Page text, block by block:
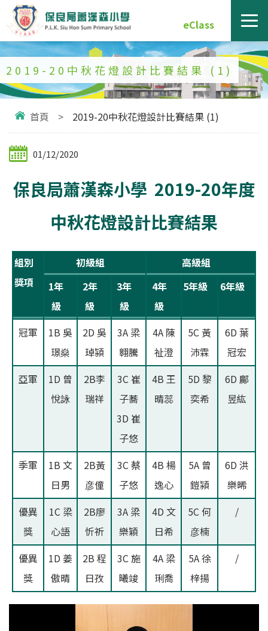
eClass
2019-20中秋花燈設計比賽結果 (1)
首頁 > 2019-20中秋花燈設計比賽結果 (1)
01/12/2020
保良局蕭漢森小學 2019-20年度
中秋花燈設計比賽結果
組別
獎項
初級組
高級組
1年
級
2年
級
3年
級
4年
級
5年級 6年級
冠軍
1B 吳
璟燊
2D 吳
琸潁
3A 梁
翱騰
4A 陳
祉澄
5C 黃
沛霖
6D 葉
冠宏
亞軍
1D 曾
悅詠
2B李
瑞祥
3C 崔
子蕎
3D 崔
子悠
4B 王
晴蕊
5D 黎
奕希
6D 鄺
昱紘
季軍
1B 文
日男
2B黃
彦僮
3C 蔡
子悠
4B 楊
逸心
5A 曾
鎧潁
6D 洪
樂晞
優異
獎
1C 梁
心語
2B廖
忻祈
3A 梁
樂穎
4D 文
日希
5C 何
彦楠
/
優異
獎
1D 姜
傲晴
2B 程
日孜
3C 施
曦竣
4A 梁
琍喬
5A 徐
梓揚
/